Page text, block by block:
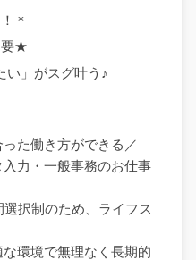
＊
要★
い」がスグ叶う♪
た働き方ができる／
力・一般事務のお仕事
択制のため、ライフス
環境で無理なく長期的